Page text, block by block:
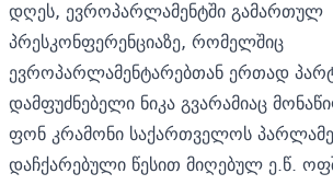
დღეს, ევროპარლამენტში გამართულ
პრესკონფერენციაზე, რომელშიც
ევროპარლამენტარებთან ერთად
დამფუძნებელი ნიკა გვარამიაც
ფონ კრამონი საქართველოს
დაჩქარებული წესით მიღებულე.წ.